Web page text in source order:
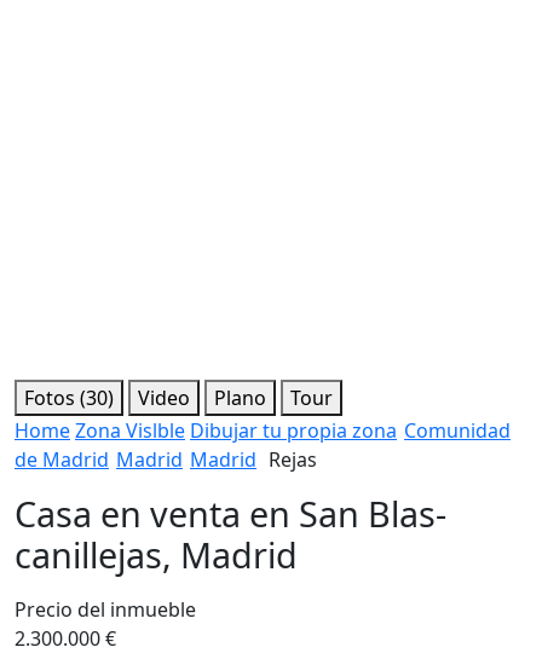
Fotos (30) Video Plano
Tour
HomeZona Vislble Dibujar tu propia zona Comunidad
de Madrid Madrid Madrid Rejas
Casa en venta en San Blas-
canillejas, Madrid
Precio del inmueble
2.300.000 €